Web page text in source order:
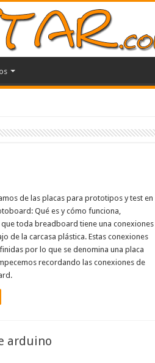
de las placas para prototipos y test en
Qué es y cómo funciona,
toda breadboard tiene una conexiones
de la carcasa plástica. Estas conexiones
por lo que se denomina una placa
recordando las conexiones de
arduino